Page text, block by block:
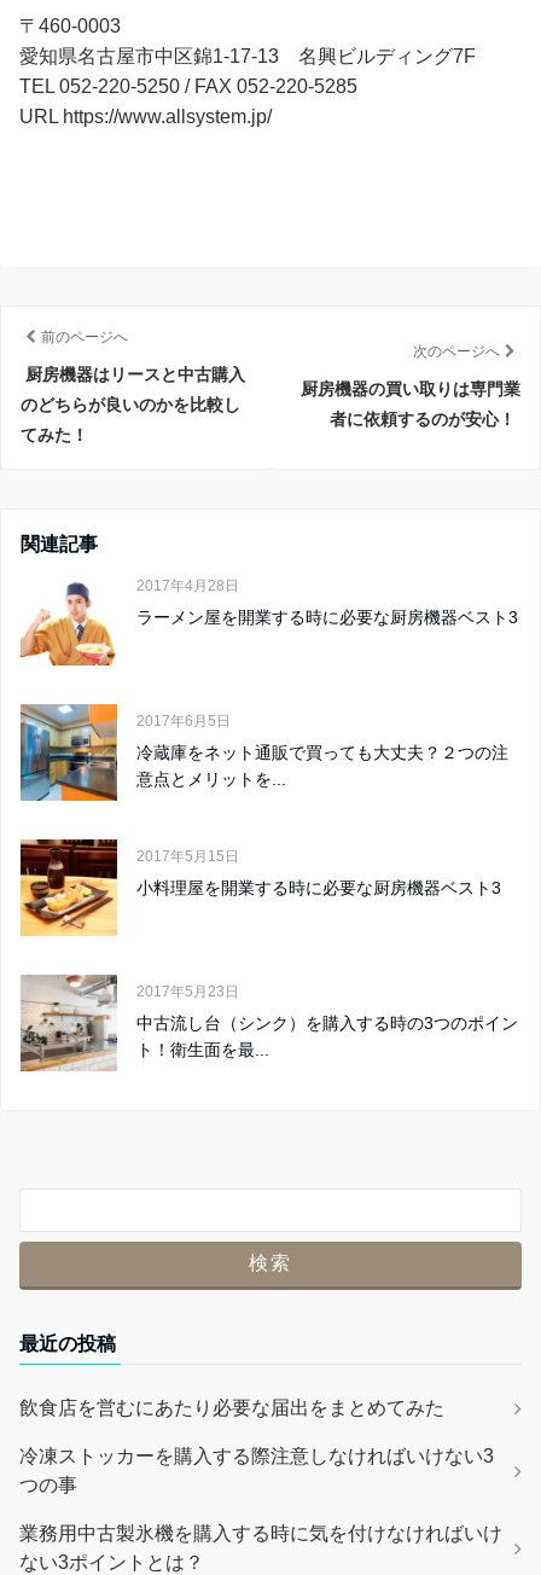
〒460-0003
愛知県名古屋市中区錦1-17-13 名興ビルディング7F
TEL 052-220-5250 / FAX 052-220-5285
URL https://www.allsystem.jp/
前のページへ
厨房機器はリースと中古購入
のどちらが良いのかを比較し
てみた！
次のページへ
厨房機器の買い取りは専門業
者に依頼するのが安心！
関連記事
2017年4月28日
ラーメン屋を開業する時に必要な厨房機器ベスト3
2017年6月5日
冷蔵庫をネット通販で買っても大丈夫？２つの注
意点とメリットを...
2017年5月15日
小料理屋を開業する時に必要な厨房機器ベスト3
2017年5月23日
中古流し台（シンク）を購入する時の3つのポイン
ト！衛生面を最...
最近の投稿
飲食店を営むにあたり必要な届出をまとめてみた
冷凍ストッカーを購入する際注意しなければいけない3
つの事
業務用中古製氷機を購入する時に気を付けなければいけ
ない3ポイントとは？